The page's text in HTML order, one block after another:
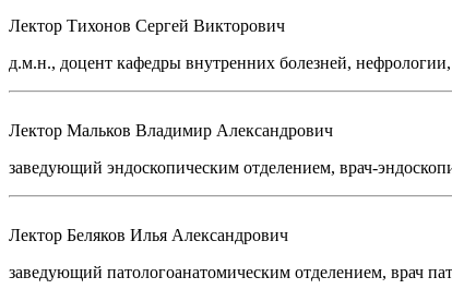
Лектор Тихонов Сергей Викторович
д.м.н., доцент кафедры внутренних болезней,
Лектор Мальков Владимир Александрович
заведующий эндоскопическим отделением, врач-
Лектор Беляков Илья Александрович
заведующий патологоанатомическим отделением, врач